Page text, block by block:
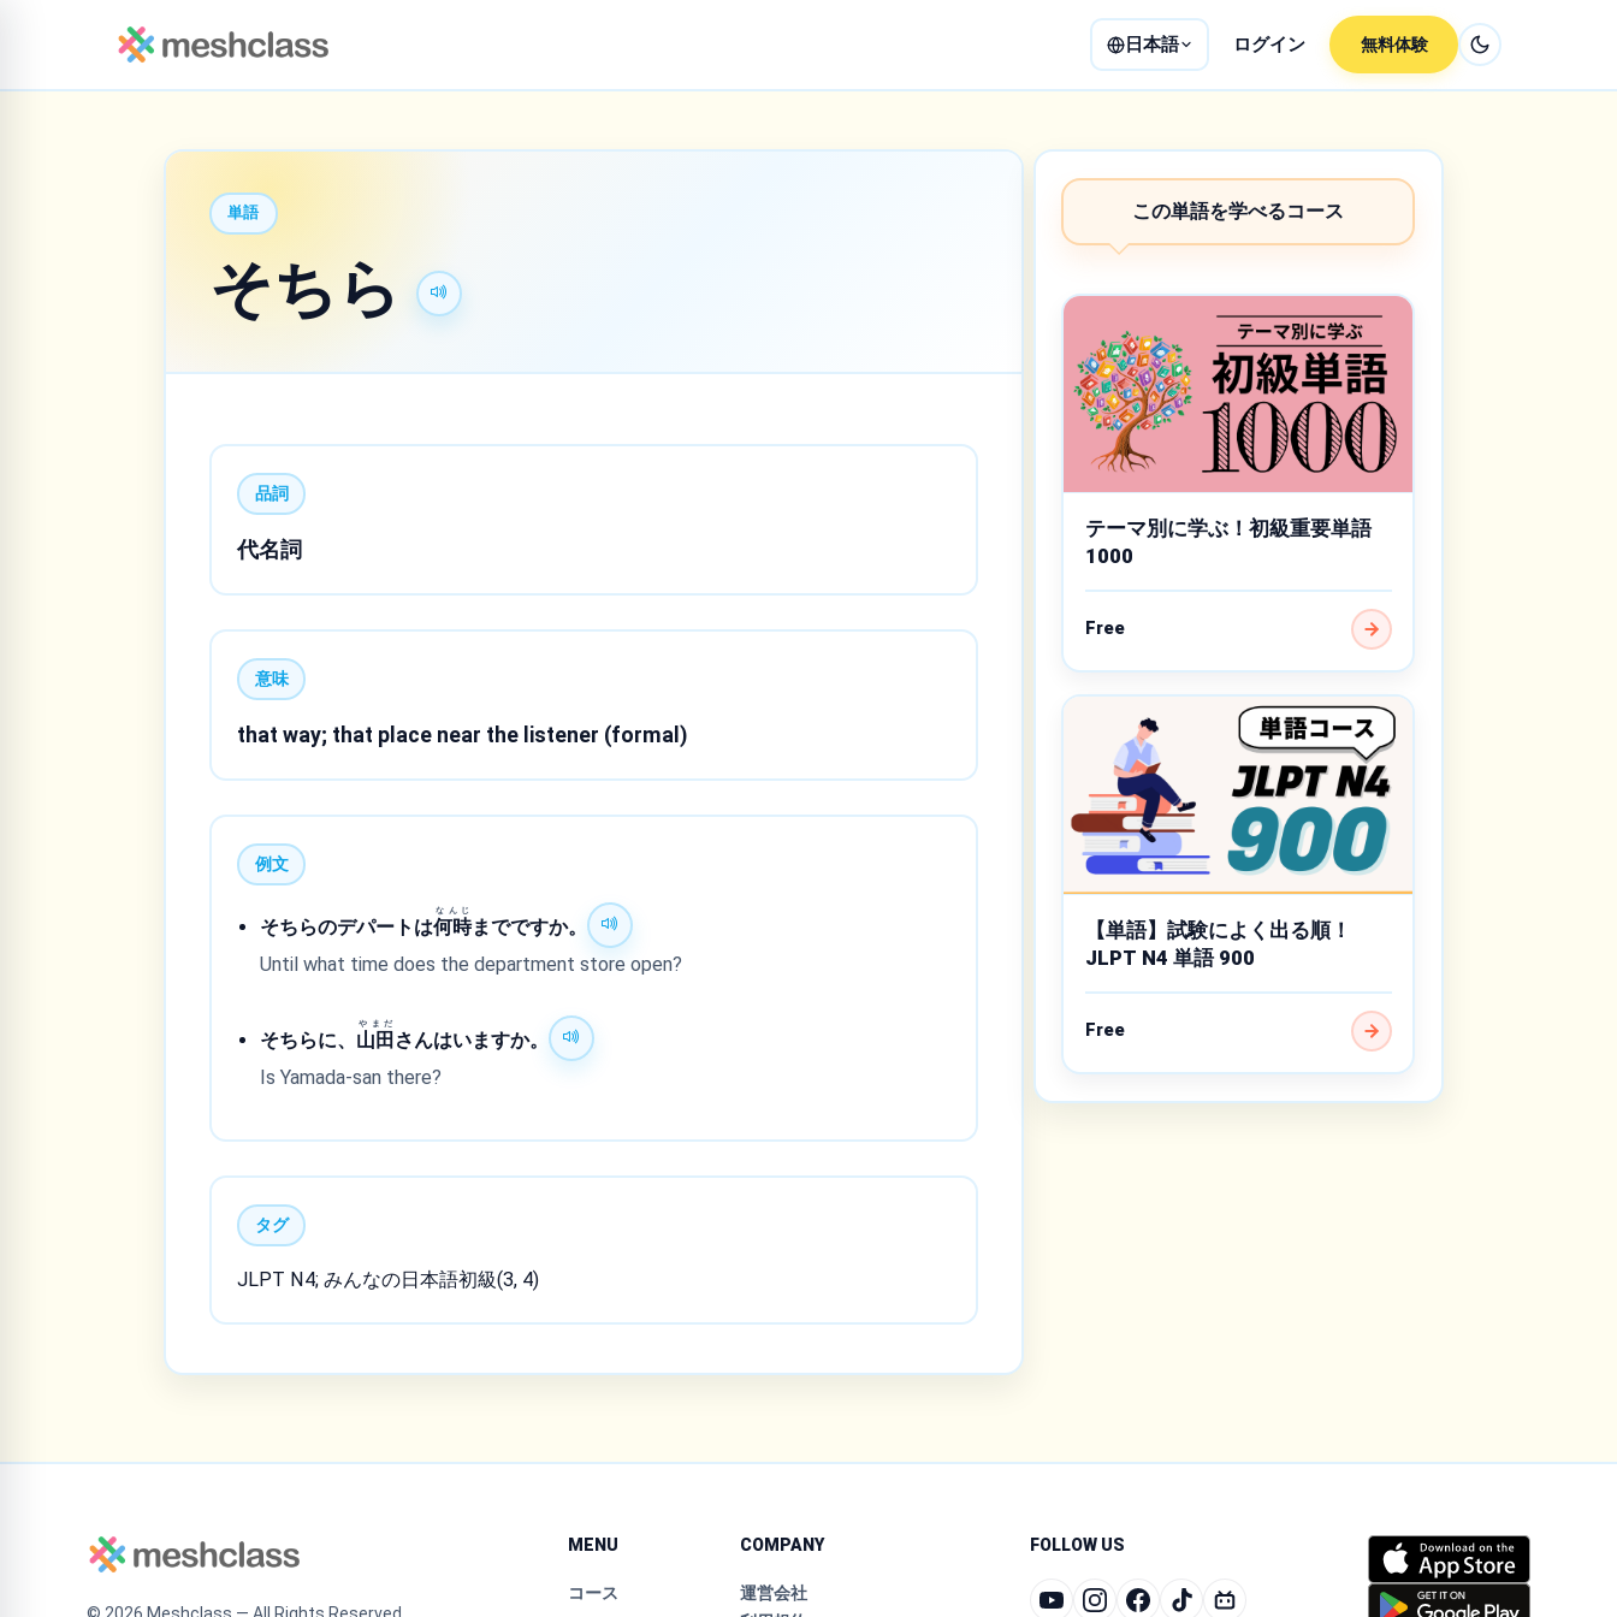
日本語 ログイン 無料体験
単語
そちら
品詞
代名詞
意味
that way; that place near the listener (formal)
例文
そちらのデパートは何時
なんじ
までですか。
Until what time does the department store open?
そちらに、 山田
やまだ
さんはいますか。
Is Yamada-san there?
タグ
JLPT N4; みんなの日本語初級(3, 4)
この単語を学べるコース
テーマ別に学ぶ！初級重要単語
1000
Free
【単語】試験によく出る順！
JLPT N4 単語 900
Free
MENU
コース
COMPANY
運営会社
FOLLOW US